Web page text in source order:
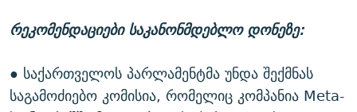
რეკომენდაციები საკანონმდებლო დონეზე:
● საქართველოს პარლამენტმა უნდა შექმნას
საგამოძიებო კომისია, რომელიც კომპანია Meta-